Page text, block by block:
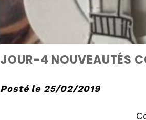
JOUR-4 NOUVEAUTÉS
Posté le 25/02/2019